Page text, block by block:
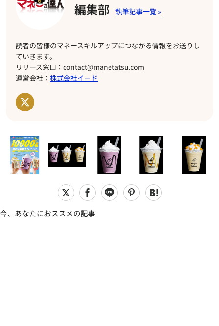
編集部
読者の皆様のマネースキルアップにつながる情報をお送りし
ていきます。
リリース窓口：contact@manetatsu.com
運営会社： 株式会社イード
今、あなたにおススメの記事